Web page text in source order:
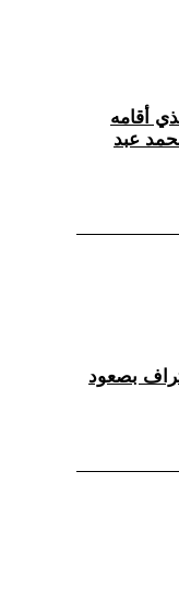
أقامه
عبد
بصعود